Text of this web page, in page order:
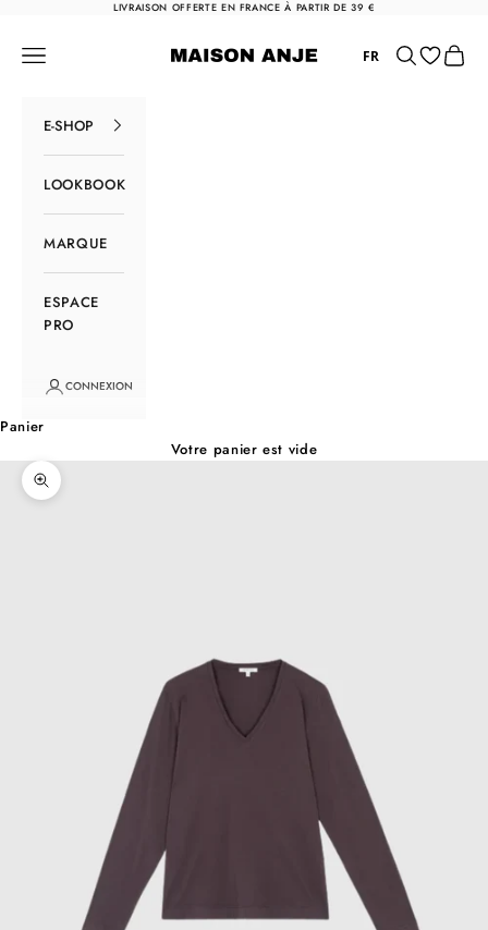
Passer au contenuLIVRAISON OFFERTE EN FRANCE À PARTIR DE 39 €
Maison Anje
Menu FR Rechercher
Panier
E-SHOP
LOOKBOOK
MARQUE
ESPACE
PRO
CONNEXION
Panier
Votre panier est vide
Zoomer sur l'image